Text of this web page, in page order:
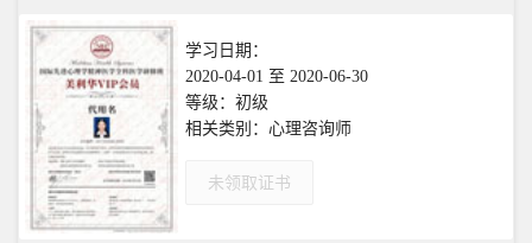
学习日期：
2020-04-01 至 2020-06-30
等级：初级
相关类别：心理咨询师
未领取证书